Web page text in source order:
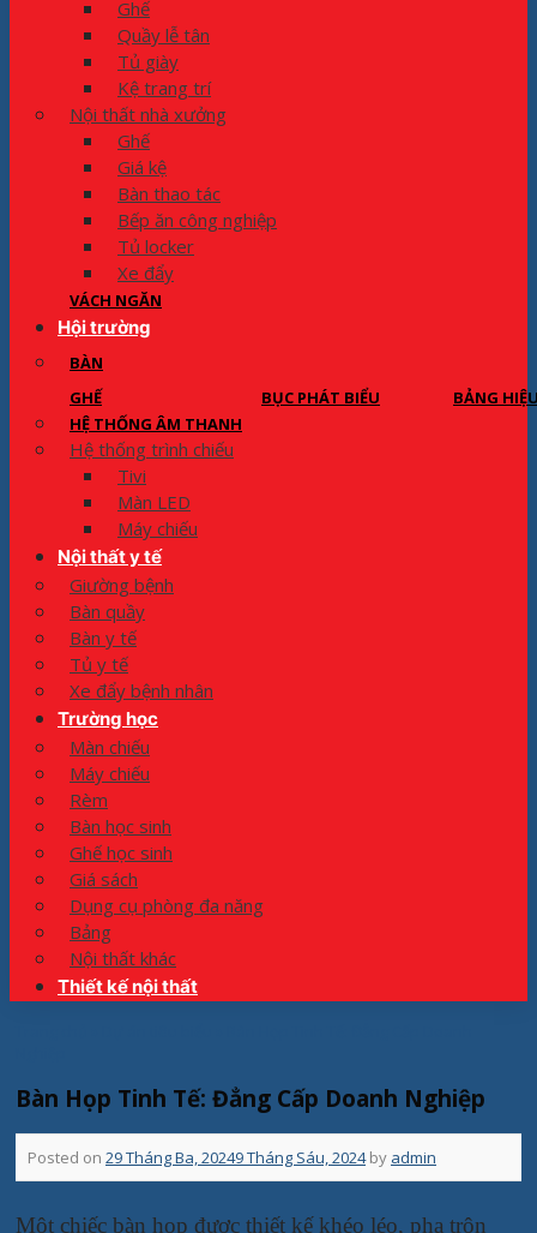
Ghế
Quầy lễ tân
Tủ giày
Kệ trang trí
Nội thất nhà xưởng
Ghế
Giá kệ
Bàn thao tác
Bếp ăn công nghiệp
Tủ locker
Xe đẩy
VÁCH NGĂN
Hội trường
BÀN
GHẾ
BỤC PHÁT BIỂU
BẢNG
HỆ THỐNG ÂM THANH
Hệ thống trình chiếu
Tivi
Màn LED
Máy chiếu
Nội thất y tế
Giường bệnh
Bàn quầy
Bàn y tế
Tủ y tế
Xe đẩy bệnh nhân
Trường học
Màn chiếu
Máy chiếu
Rèm
Bàn học sinh
Ghế học sinh
Giá sách
Dụng cụ phòng đa năng
Bảng
Nội thất khác
Thiết kế nội thất
Bàn Họp Tinh Tế: Đẳng Cấp Doanh Nghiệp
Posted on 29 Tháng Ba, 20249 Tháng Sáu, 2024by admin
Một chiếc bàn họp được thiết kế khéo léo, pha trộn